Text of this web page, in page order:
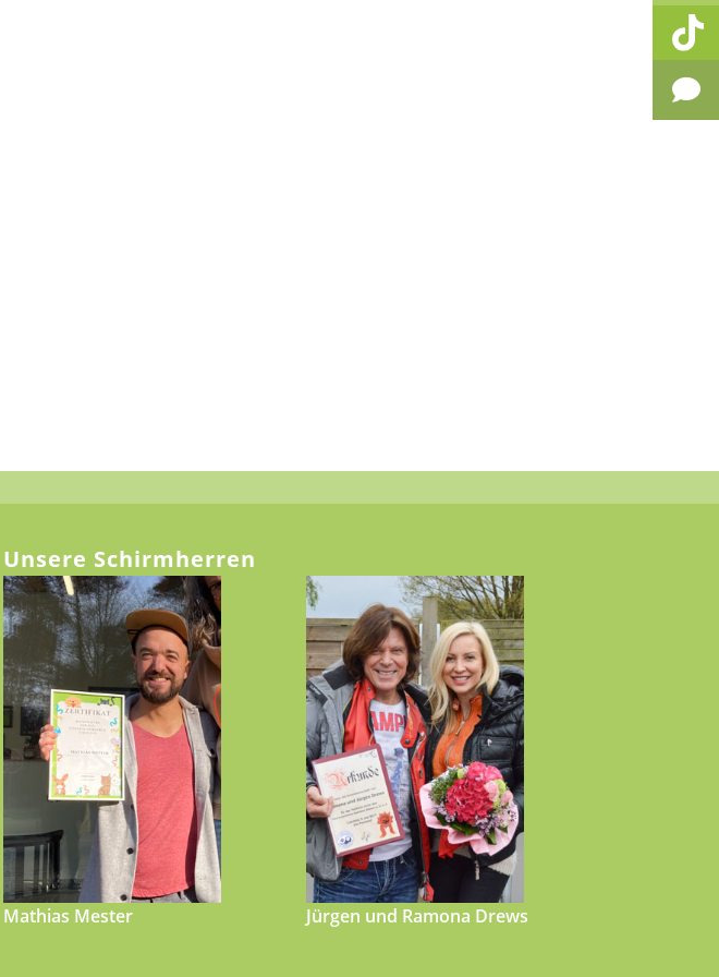
Unsere Schirmherren
Mathias Mester Jürgen und Ramona Drews